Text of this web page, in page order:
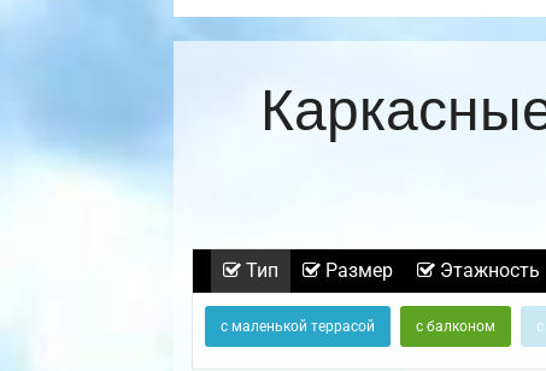
Тип Размер Этажность
с маленькой террасой с балконом